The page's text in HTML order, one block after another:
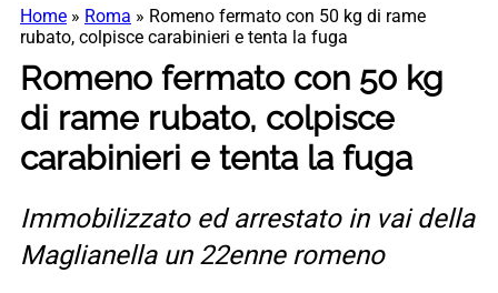
Home » Roma » Romeno fermato con 50 kg di rame
rubato, colpisce carabinieri e tenta la fuga
Romeno fermato con 50 kg
di rame rubato, colpisce
carabinieri e tenta la fuga
Immobilizzato ed arrestato in vai della
Maglianella un 22enne romeno